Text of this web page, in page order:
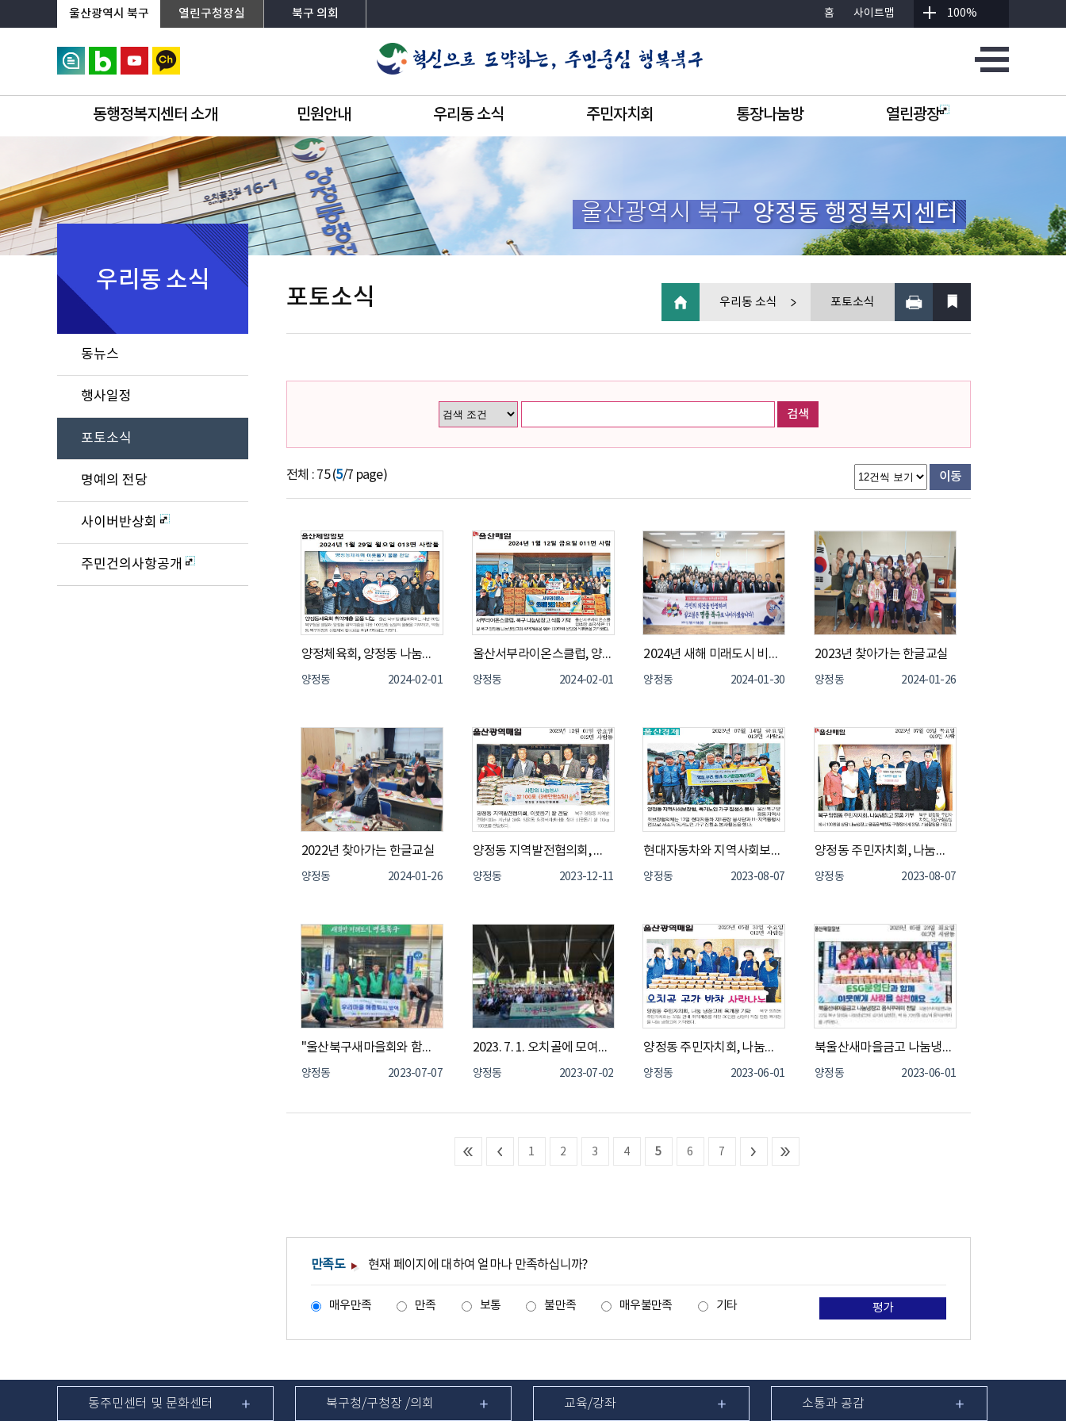
상단메뉴로 바로가기
전체메뉴로 바로가기
왼쪽메뉴로 바로가기
본문으로 바로가기울산광역시 북구 열린구청장실 북구 의회 홈 사이트맵 100%
동행정복지센터 소개 민원안내 우리동 소식 주민자치회 통장나눔방 열린광장
울산광역시 북구 양정동 행정복지센터
우리동 소식
동뉴스
행사일정
포토소식
명예의 전당
사이버반상회
주민건의사항공개
포토소식 우리동 소식 포토소식
검색
전체 : 75 (5/7 page) 이동
양정체육회, 양정동 나눔냉장고에 물품 기탁
양정동 2024-02-01
울산서부라이온스클럽, 양정동 나눔냉장고에 식료품 기탁
양정동 2024-02-01
2024년 새해 미래도시 비전실행 현장토크 개최
양정동 2024-01-30
2023년 찾아가는 한글교실
양정동 2024-01-26
2022년 찾아가는 한글교실
양정동 2024-01-26
양정동 지역발전협의회, 저소득층에 쌀 100포 전달
양정동 2023-12-11
현대자동차와 지역사회보장협의체가 함께하는 저소득 독거노인 집청소 봉사
양정동 2023-08-07
양정동 주민자치회, 나눔냉장고 물품 전달
양정동 2023-08-07
"울산북구새마을회와 함께하는 양정동새마을협의회 방역봉사, 안전한 여름을 위해"
양정동 2023-07-07
2023. 7. 1. 오치골에 모여라 제2회 양정동 주민총회, 제1회 오치골 축제 개최
양정동 2023-07-02
양정동 주민자치회, 나눔냉장고에 육개장 기탁
양정동 2023-06-01
북울산새마을금고 나눔냉장고 음식꾸러미 전달
양정동 2023-06-01
1 2 3 4 5 6 7
만족도 현재 페이지에 대하여 얼마나 만족하십니까?
매우만족 만족 보통 불만족 매우불만족 기타 평가
동주민센터 및 문화센터 북구청/구청장 /의회 교육/강좌 소통과 공감